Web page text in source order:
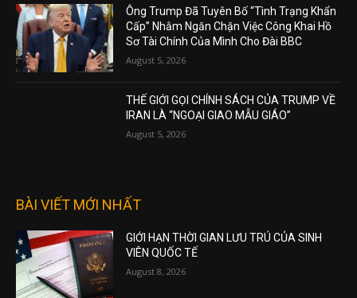
Ông Trump Đã Tuyên Bố “Tình Trạng Khẩn
Cấp” Nhằm Ngăn Chặn Việc Công Khai Hồ
Sơ Tài Chính Của Mình Cho Đài BBC
August 5, 2026
THẾ GIỚI GỌI CHÍNH SÁCH CỦA TRUMP VỀ
IRAN LÀ “NGOẠI GIAO MẪU GIÁO”
August 5, 2026
BÀI VIẾT MỚI NHẤT
GIỚI HẠN THỜI GIAN LƯU TRÚ CỦA SINH
VIÊN QUỐC TẾ
August 8, 2026